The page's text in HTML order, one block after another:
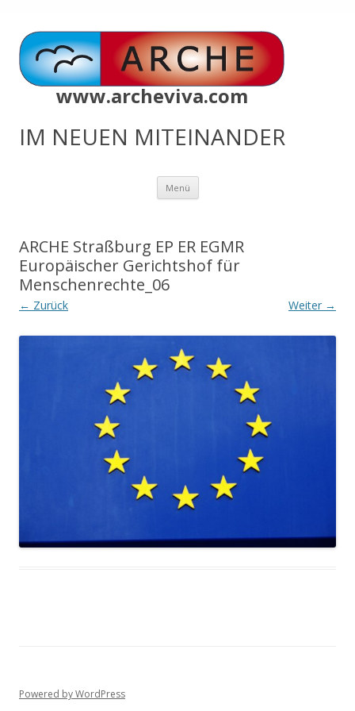
www.archeviva.com
IM NEUEN MITEINANDER
Menü Zum
springen
ARCHE Straßburg EP ER EGMR
Europäischer Gerichtshof für
Menschenrechte_06
← Zurück Weiter →
Powered by WordPress